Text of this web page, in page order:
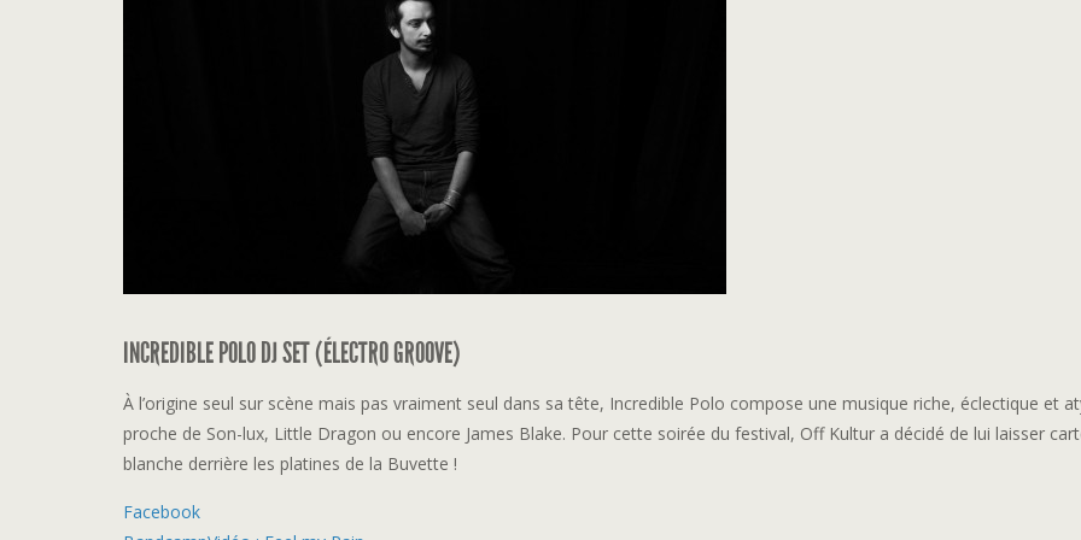
INCREDIBLE POLO DJ SET (ÉLECTRO GROOVE)
À l’origine seul sur scène mais pas vraiment seul dans sa tête, Incredible Polo compose une musique riche, éclectique et
proche de Son-lux, Little Dragon ou encore James Blake. Pour cette soirée du festival, Off Kultur a décidé de lui laisser
blanche derrière les platines de la Buvette !
Facebook